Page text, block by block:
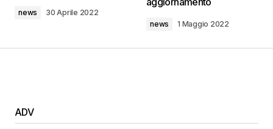
news 30 Aprile 2022
news 1 Maggio 2022
ADV